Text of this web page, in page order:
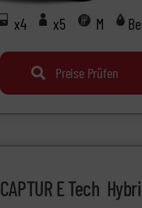
x4 x5 M
Preise Prüfen
CAPTUR E Tech